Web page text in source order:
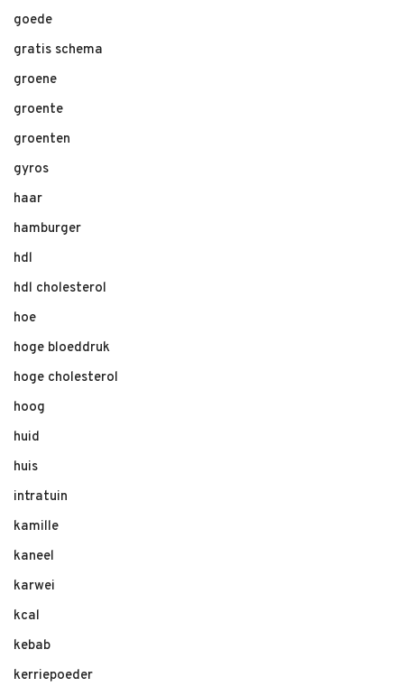
goede
gratis schema
groene
groente
groenten
gyros
haar
hamburger
hdl
hdl cholesterol
hoe
hoge bloeddruk
hoge cholesterol
hoog
huid
huis
intratuin
kamille
kaneel
karwei
kcal
kebab
kerriepoeder